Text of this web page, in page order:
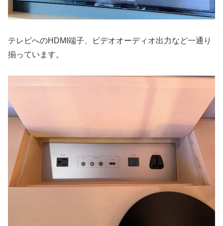
テレビへのHDMI端子、ビデオオーディオ出力など一通り
揃っています。